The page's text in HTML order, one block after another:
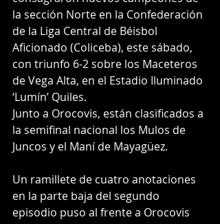
la sección Norte en la Confederación
de la Liga Central de Béisbol
Aficionado (Coliceba), este sábado,
con triunfo 6-2 sobre los Maceteros
de Vega Alta, en el Estadio Iluminado
‘Lumín’ Quiles.
Junto a Orocovis, están clasificados a
la semifinal nacional los Mulos de
Juncos y el Maní de Mayagüez.
Un ramillete de cuatro anotaciones
en la parte baja del segundo
episodio puso al frente a Orocovis